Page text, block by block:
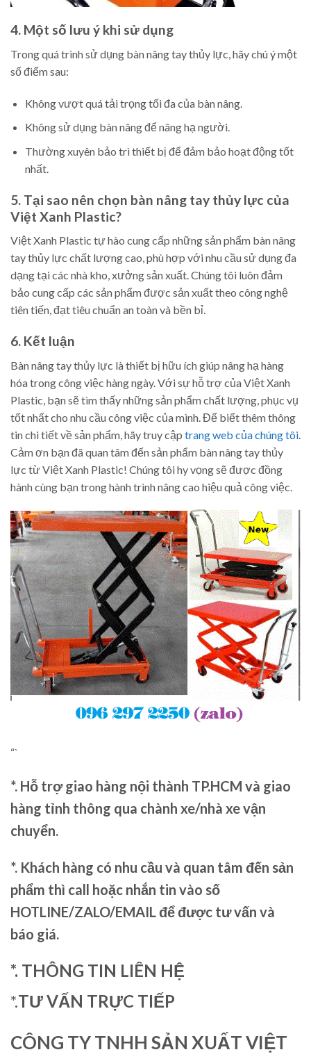
4. Một số lưu ý khi sử dụng
Trong quá trình sử dụng bàn nâng tay thủy lực, hãy chú ý một
số điểm sau:
Không vượt quá tải trọng tối đa của bàn nâng.
Không sử dụng bàn nâng để nâng hạ người.
Thường xuyên bảo trì thiết bị để đảm bảo hoạt động tốt
nhất.
5. Tại sao nên chọn bàn nâng tay thủy lực của
Việt Xanh Plastic?
Việt Xanh Plastic tự hào cung cấp những sản phẩm bàn nâng
tay thủy lực chất lượng cao, phù hợp với nhu cầu sử dụng đa
dạng tại các nhà kho, xưởng sản xuất. Chúng tôi luôn đảm
bảo cung cấp các sản phẩm được sản xuất theo công nghệ
tiên tiến, đạt tiêu chuẩn an toàn và bền bỉ.
6. Kết luận
Bàn nâng tay thủy lực là thiết bị hữu ích giúp nâng hạ hàng
hóa trong công việc hàng ngày. Với sự hỗ trợ của Việt Xanh
Plastic, bạn sẽ tìm thấy những sản phẩm chất lượng, phục vụ
tốt nhất cho nhu cầu công việc của mình. Để biết thêm thông
tin chi tiết về sản phẩm, hãy truy cập trang web của chúng tôi
Cảm ơn bạn đã quan tâm đến sản phẩm bàn nâng tay thủy
lực từ Việt Xanh Plastic! Chúng tôi hy vọng sẽ được đồng
hành cùng bạn trong hành trình nâng cao hiệu quả công việc.
“`
*. Hỗ trợ giao hàng nội thành TP.HCM và giao
hàng tỉnh thông qua chành xe/nhà xe vận
chuyển.
*. Khách hàng có nhu cầu và quan tâm đến sản
phẩm thì call hoặc nhắn tin vào số
HOTLINE/ZALO/EMAIL để được tư vấn và
báo giá.
*. THÔNG TIN LIÊN HỆ
*.TƯ VẤN TRỰC TIẾP
CÔNG TY TNHH SẢN XUẤT VIỆT